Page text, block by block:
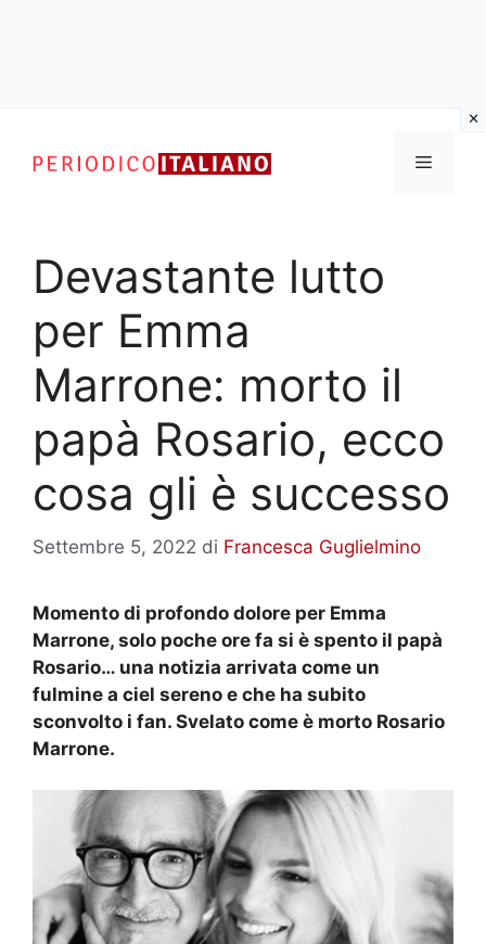
contenuto
Menu
Devastante lutto
per Emma
Marrone: morto il
papà Rosario, ecco
cosa gli è successo
Settembre 5, 2022 di Francesca Guglielmino
Momento di profondo dolore per Emma
Marrone, solo poche ore fa si è spento il papà
Rosario… una notizia arrivata come un
fulmine a ciel sereno e che ha subito
sconvolto i fan. Svelato come è morto Rosario
Marrone.